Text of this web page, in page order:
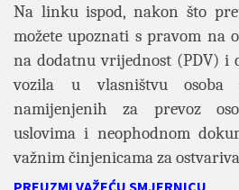
Na linku ispod, nakon što
možete upoznati s pravom na
na dodatnu vrijednost (PDV) i
vozila u vlasništvu
namijenjenih za prevoz
uslovima i neophodnom
važnim činjenicama za
PREUZMI VAŽEĆU SMJERNICU